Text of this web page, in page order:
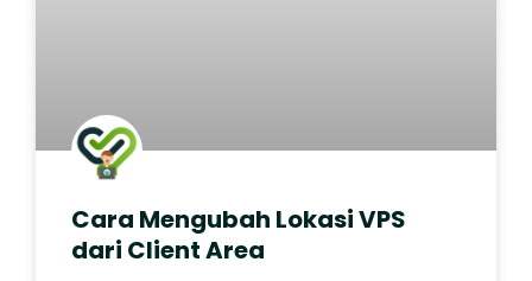
Cara Mengubah Lokasi VPS
dari Client Area